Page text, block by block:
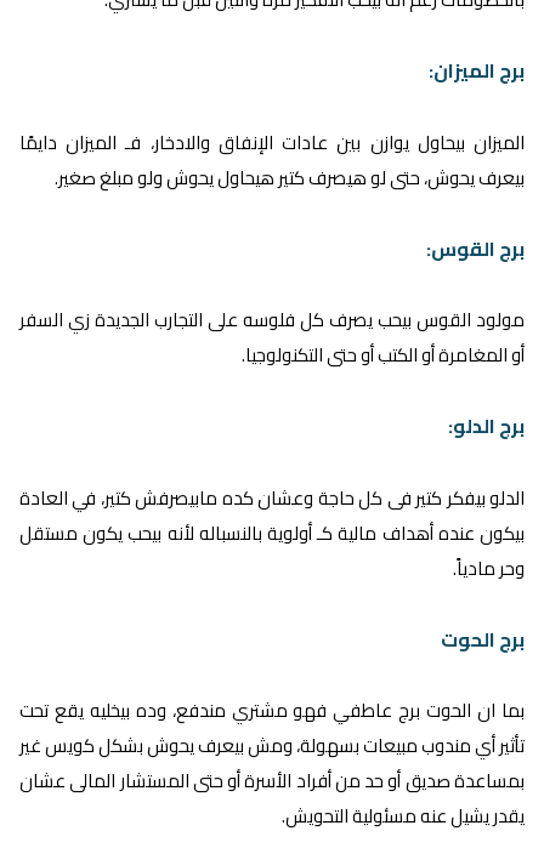
برج الميزان:
الميزان بيحاول يوازن بين عادات الإنفاق والادخار، فـ الميزان دايمًا
بيعرف يحوش، حتى لو هيصرف كتير هيحاول يحوش ولو مبلغ صغير.
برج القوس:
مولود القوس بيحب يصرف كل فلوسه على التجارب الجديدة زي السفر
أو المغامرة أو الكتب أو حتى التكنولوجيا.
برج الدلو:
الدلو بيفكر كتير فى كل حاجة وعشان كده مابيصرفش كتير، في العادة
بيكون عنده أهداف مالية كـ أولوية بالنسباله لأنه بيحب يكون مستقل
وحر مادياً.
برج الحوت
بما ان الحوت برج عاطفي فهو مشتري مندفع، وده بيخليه يقع تحت
تأثير أي مندوب مبيعات ​​بسهولة، ومش بيعرف يحوش بشكل كويس غير
بمساعدة صديق أو حد من أفراد الأسرة أو حتى المستشار المالى عشان
يقدر يشيل عنه مسئولية التحويش.